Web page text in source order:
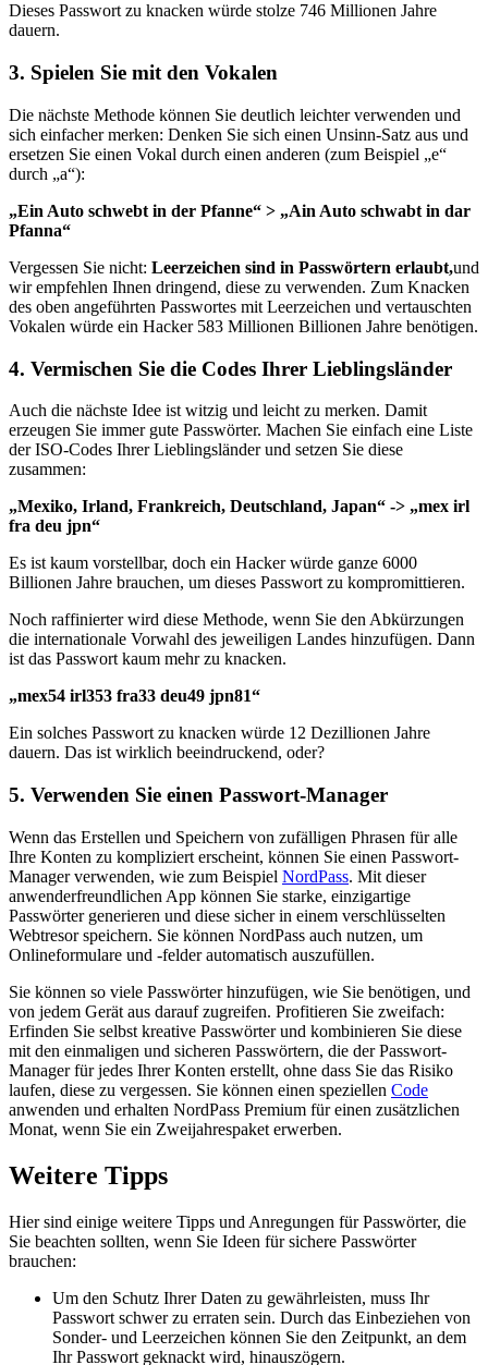
Dieses Passwort zu knacken würde stolze 746 Millionen Jahre
dauern.
3. Spielen Sie mit den Vokalen
Die nächste Methode können Sie deutlich leichter verwenden und
sich einfacher merken: Denken Sie sich einen Unsinn-Satz aus und
ersetzen Sie einen Vokal durch einen anderen (zum Beispiel „e“
durch „a“):
„Ein Auto schwebt in der Pfanne“ > „Ain Auto schwabt in dar
Pfanna“
Vergessen Sie nicht: Leerzeichen sind in Passwörtern erlaubt,und
wir empfehlen Ihnen dringend, diese zu verwenden. Zum Knacken
des oben angeführten Passwortes mit Leerzeichen und vertauschten
Vokalen würde ein Hacker 583 Millionen Billionen Jahre benötigen.
4. Vermischen Sie die Codes Ihrer Lieblingsländer
Auch die nächste Idee ist witzig und leicht zu merken. Damit
erzeugen Sie immer gute Passwörter. Machen Sie einfach eine Liste
der ISO-Codes Ihrer Lieblingsländer und setzen Sie diese
zusammen:
„Mexiko, Irland, Frankreich, Deutschland, Japan“ -> „mex irl
fra deu jpn“
Es ist kaum vorstellbar, doch ein Hacker würde ganze 6000
Billionen Jahre brauchen, um dieses Passwort zu kompromittieren.
Noch raffinierter wird diese Methode, wenn Sie den Abkürzungen
die internationale Vorwahl des jeweiligen Landes hinzufügen. Dann
ist das Passwort kaum mehr zu knacken.
„mex54 irl353 fra33 deu49 jpn81“
Ein solches Passwort zu knacken würde 12 Dezillionen Jahre
dauern. Das ist wirklich beeindruckend, oder?
5. Verwenden Sie einen Passwort-Manager
Wenn das Erstellen und Speichern von zufälligen Phrasen für alle
Ihre Konten zu kompliziert erscheint, können Sie einen Passwort-
Manager verwenden, wie zum Beispiel NordPass. Mit dieser
anwenderfreundlichen App können Sie starke, einzigartige
Passwörter generieren und diese sicher in einem verschlüsselten
Webtresor speichern. Sie können NordPass auch nutzen, um
Onlineformulare und -felder automatisch auszufüllen.
Sie können so viele Passwörter hinzufügen, wie Sie benötigen, und
von jedem Gerät aus darauf zugreifen. Profitieren Sie zweifach:
Erfinden Sie selbst kreative Passwörter und kombinieren Sie diese
mit den einmaligen und sicheren Passwörtern, die der Passwort-
Manager für jedes Ihrer Konten erstellt, ohne dass Sie das Risiko
laufen, diese zu vergessen. Sie können einen speziellen Code
anwenden und erhalten NordPass Premium für einen zusätzlichen
Monat, wenn Sie ein Zweijahrespaket erwerben.
Weitere Tipps
Hier sind einige weitere Tipps und Anregungen für Passwörter, die
Sie beachten sollten, wenn Sie Ideen für sichere Passwörter
brauchen:
Um den Schutz Ihrer Daten zu gewährleisten, muss Ihr
Passwort schwer zu erraten sein. Durch das Einbeziehen von
Sonder- und Leerzeichen können Sie den Zeitpunkt, an dem
Ihr Passwort geknackt wird, hinauszögern.